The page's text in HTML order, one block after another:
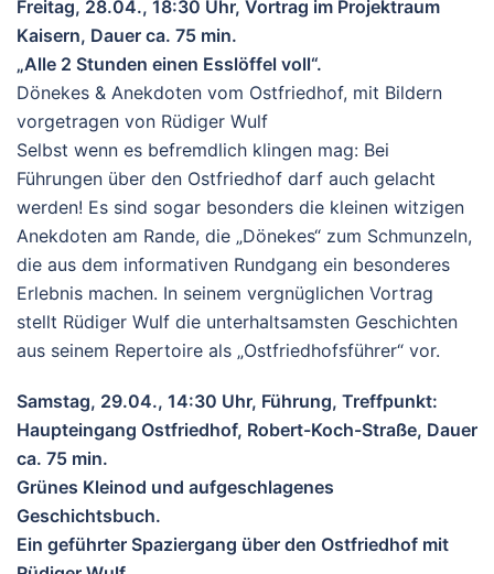
Freitag, 28.04., 18:30 Uhr, Vortrag im Projektraum
Kaisern, Dauer ca. 75 min.
„Alle 2 Stunden einen Esslöffel voll“.
Dönekes & Anekdoten vom Ostfriedhof, mit Bildern
vorgetragen von Rüdiger Wulf
Selbst wenn es befremdlich klingen mag: Bei
Führungen über den Ostfriedhof darf auch gelacht
werden! Es sind sogar besonders die kleinen witzigen
Anekdoten am Rande, die „Dönekes“ zum Schmunzeln,
die aus dem informativen Rundgang ein besonderes
Erlebnis machen. In seinem vergnüglichen Vortrag
stellt Rüdiger Wulf die unterhaltsamsten Geschichten
aus seinem Repertoire als „Ostfriedhofsführer“ vor.
Samstag, 29.04., 14:30 Uhr, Führung, Treffpunkt:
Haupteingang Ostfriedhof, Robert-Koch-Straße, Dauer
ca. 75 min.
Grünes Kleinod und aufgeschlagenes
Geschichtsbuch.
Ein geführter Spaziergang über den Ostfriedhof mit